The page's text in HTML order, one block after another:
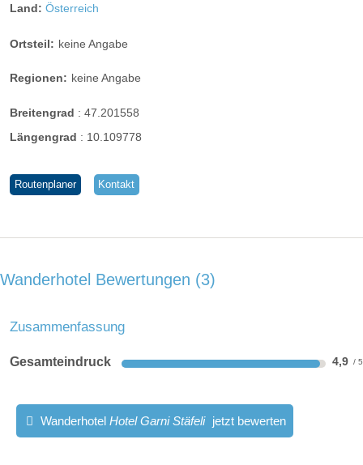
Land: Österreich
Ortsteil: keine Angabe
Regionen: keine Angabe
Breitengrad : 47.201558
Längengrad : 10.109778
Routenplaner Kontakt
Wanderhotel Bewertungen 3
Zusammenfassung
Gesamteindruck 4,9
Wanderhotel Hotel Garni Stäfeli jetzt bewerten